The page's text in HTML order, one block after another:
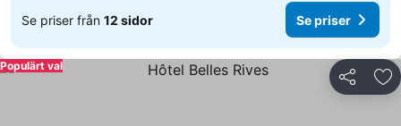
Se priser från 12 sidor Se priser
Dela
Populärt val